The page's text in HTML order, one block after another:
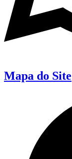
Mapa do Site